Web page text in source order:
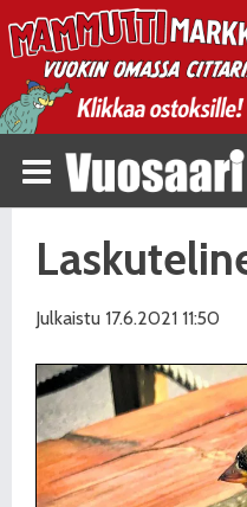
Julkaistu 17.6.2021 11:50